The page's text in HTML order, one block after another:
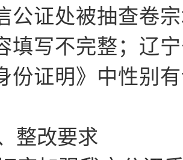
公证处被抽查卷
填写不完整； 辽
份证明》中性别
整改要求